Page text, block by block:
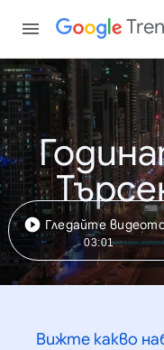
Гледайте
03:01
Вижте какво